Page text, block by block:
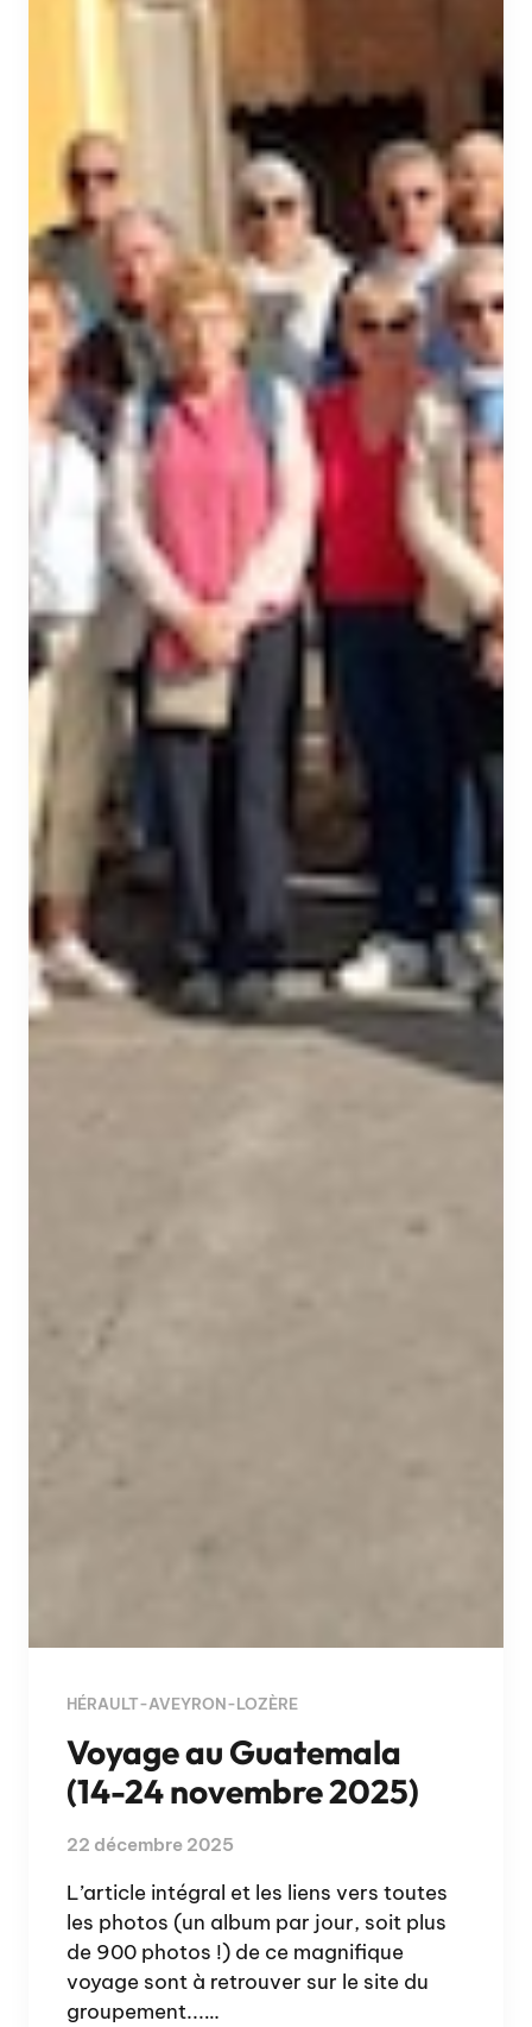
HÉRAULT-AVEYRON-LOZÈRE
Voyage au Guatemala
(14-24 novembre 2025)
22 décembre 2025
L’article intégral et les liens vers toutes
les photos (un album par jour, soit plus
de 900 photos !) de ce magnifique
voyage sont à retrouver sur le site du
groupement...…